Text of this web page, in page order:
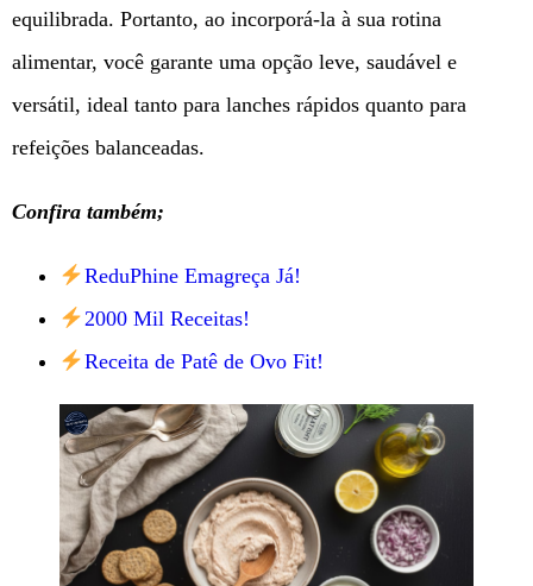
equilibrada. Portanto, ao incorporá-la à sua rotina
alimentar, você garante uma opção leve, saudável e
versátil, ideal tanto para lanches rápidos quanto para
refeições balanceadas.
Confira também;
ReduPhine Emagreça Já!
2000 Mil Receitas!
Receita de Patê de Ovo Fit!